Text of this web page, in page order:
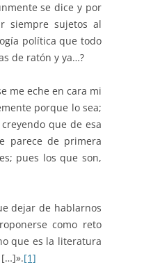
se dice y por
siempre sujetos al
política que todo
de ratón y ya…?
me eche en cara mi
porque lo sea;
que de esa
parece de primera
pues los que son,
dejar de hablarnos
como reto
que es la literatura
[1]